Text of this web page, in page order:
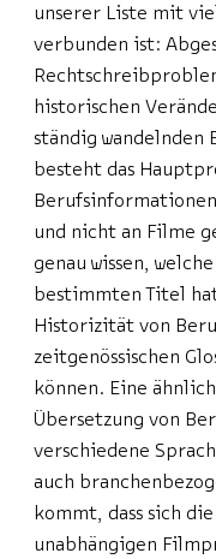
unserer Liste mit
verbunden ist:
historischen
ständig wandelnden
besteht das
und nicht an Filme
genau wissen,
bestimmten Titel
Historizität von
zeitgenössischen
können. Eine
Übersetzung von
verschiedene
auch
kommt, dass sich
unabhängigen